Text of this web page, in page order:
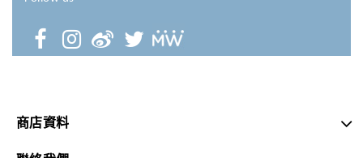
商店資料